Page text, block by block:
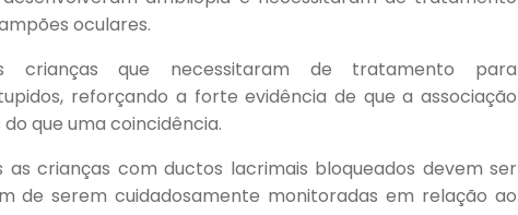
oculares.
que necessitaram de tratamento para
reforçando a forte evidência de que a associação
que uma coincidência.
crianças com ductos lacrimais bloqueados devem ser
de serem cuidadosamente monitoradas em relação ao